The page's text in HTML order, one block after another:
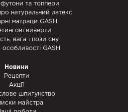
та топпери
натуральний латекс
матраци GASH
виверти
вага і пози сну
особливості GASH
Новини
Рецепти
Акції
шпигунство
майстра